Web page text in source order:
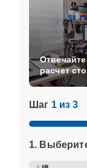
Шаг 1 из 3
1.
расчет